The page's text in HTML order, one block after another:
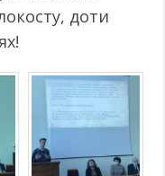
доти